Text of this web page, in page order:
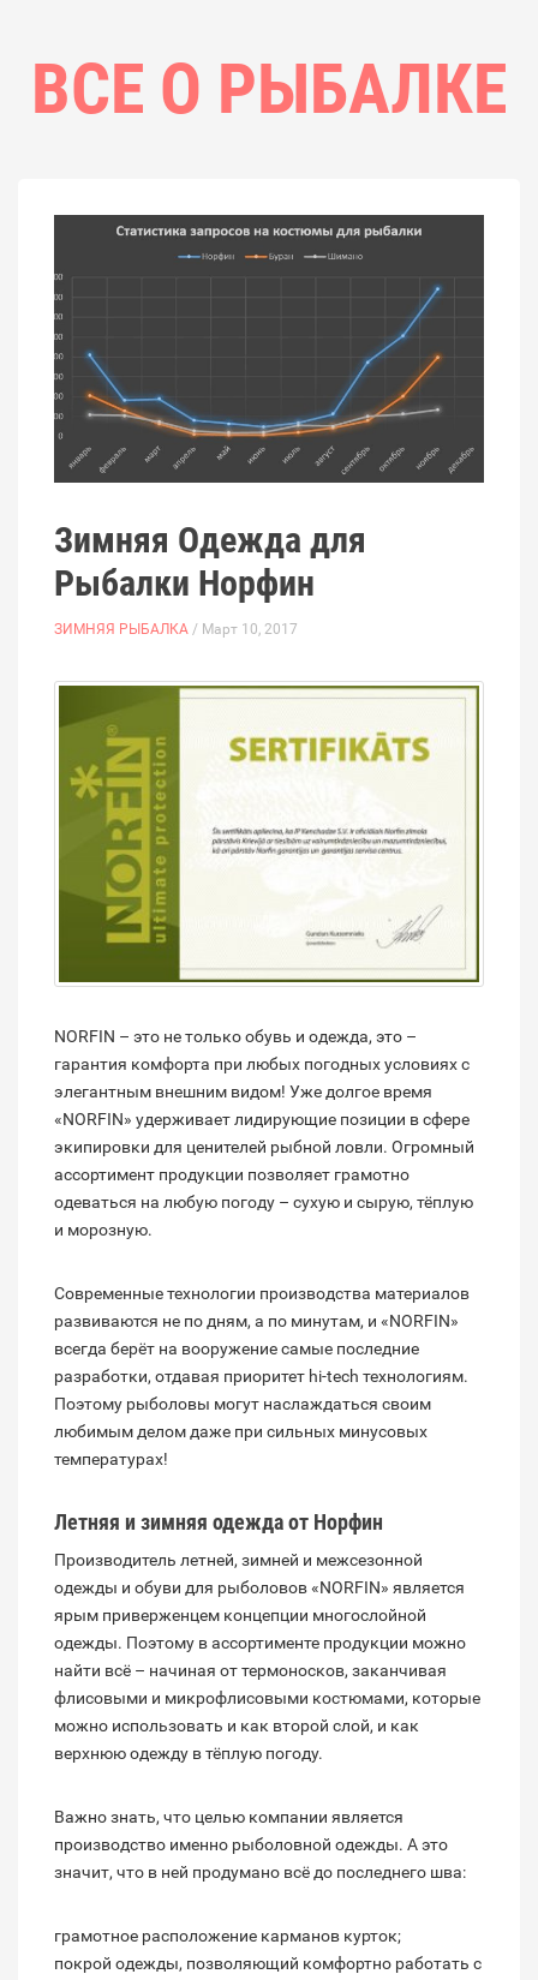
ВСЕ О РЫБАЛКЕ
Зимняя Одежда для
Рыбалки Норфин
ЗИМНЯЯ РЫБАЛКА / Март 10, 2017
NORFIN – это не только обувь и одежда, это –
гарантия комфорта при любых погодных условиях с
элегантным внешним видом! Уже долгое время
«NORFIN» удерживает лидирующие позиции в сфере
экипировки для ценителей рыбной ловли. Огромный
ассортимент продукции позволяет грамотно
одеваться на любую погоду – сухую и сырую, тёплую
и морозную.
Современные технологии производства материалов
развиваются не по дням, а по минутам, и «NORFIN»
всегда берёт на вооружение самые последние
разработки, отдавая приоритет hi-tech технологиям.
Поэтому рыболовы могут наслаждаться своим
любимым делом даже при сильных минусовых
температурах!
Летняя и зимняя одежда от Норфин
Производитель летней, зимней и межсезонной
одежды и обуви для рыболовов «NORFIN» является
ярым приверженцем концепции многослойной
одежды. Поэтому в ассортименте продукции можно
найти всё – начиная от термоносков, заканчивая
флисовыми и микрофлисовыми костюмами, которые
можно использовать и как второй слой, и как
верхнюю одежду в тёплую погоду.
Важно знать, что целью компании является
производство именно рыболовной одежды. А это
значит, что в ней продумано всё до последнего шва:
грамотное расположение карманов курток;
покрой одежды, позволяющий комфортно работать с